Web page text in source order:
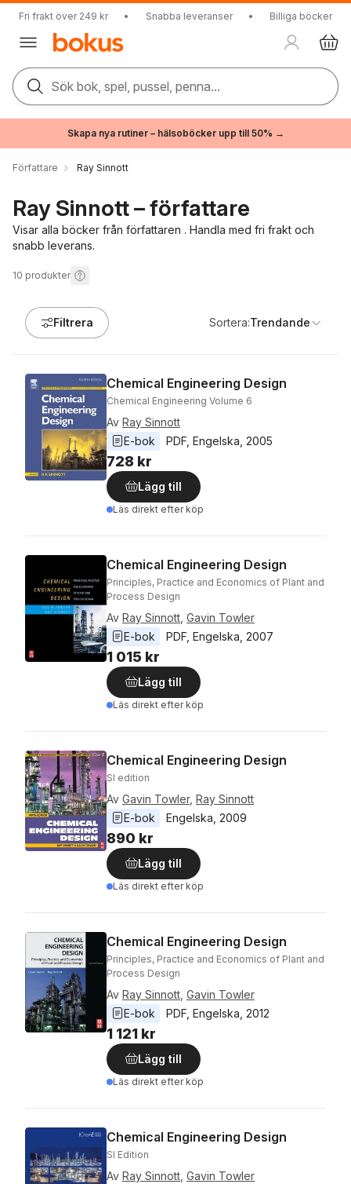
Fri frakt över 249 kr • Snabba leveranser • Billiga böcker
Sök bok, spel, pussel, penna...
Skapa nya rutiner – hälsoböcker upp till 50% →
Författare Ray Sinnott
Ray Sinnott – författare
Visar alla böcker från författaren . Handla med fri frakt och
snabb leverans.
10 produkter
Filtrera Sortera:Trendande
Chemical Engineering Design
Chemical Engineering Volume 6
Av Ray Sinnott
E-bok
PDF Engelska 2005
728 kr
Lägg till
Läs direkt efter köp
Chemical Engineering Design
Principles, Practice and Economics of Plant and
Process Design
Av Ray Sinnott Gavin Towler
E-bok
PDF Engelska 2007
1 015 kr
Lägg till
Läs direkt efter köp
Chemical Engineering Design
SI edition
Av Gavin Towler, Ray Sinnott
E-bok
Engelska 2009
890 kr
Lägg till
Läs direkt efter köp
Chemical Engineering Design
Principles, Practice and Economics of Plant and
Process Design
Av Ray Sinnott Gavin Towler
E-bok
PDF Engelska 2012
1 121 kr
Lägg till
Läs direkt efter köp
Chemical Engineering Design
SI Edition
Av Ray Sinnott Gavin Towler